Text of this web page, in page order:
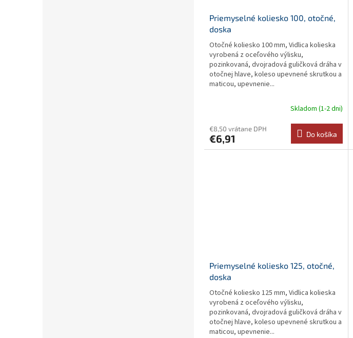
Priemyselné koliesko 100, otočné,
doska
Otočné koliesko 100 mm, Vidlica kolieska
vyrobená z oceľového výlisku,
pozinkovaná, dvojradová guličková dráha v
otočnej hlave, koleso upevnené skrutkou a
maticou, upevnenie...
Skladom (1-2 dni)
€8,50 vrátane DPH
€6,91 Do košíka
Priemyselné koliesko 125, otočné,
doska
Otočné koliesko 125 mm, Vidlica kolieska
vyrobená z oceľového výlisku,
pozinkovaná, dvojradová guličková dráha v
otočnej hlave, koleso upevnené skrutkou a
maticou, upevnenie...